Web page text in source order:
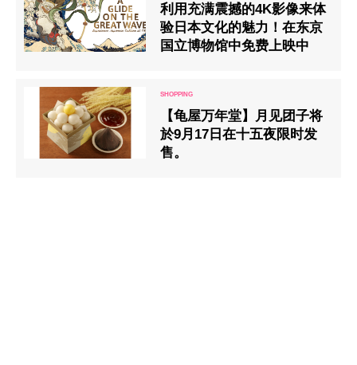
利用充满震撼的4K影像来体
验日本文化的魅力！在东京
国立博物馆中免费上映中
【龟屋万年堂】月见团子将
於9月17日在十五夜限时发
售。